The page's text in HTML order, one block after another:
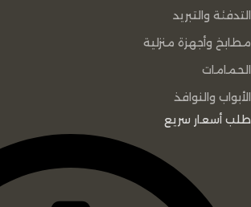
التدفئة والتبريد
مطابخ وأجهزة منزلية
الحمامات
الأبواب والنوافذ
طلب أسعار سريع